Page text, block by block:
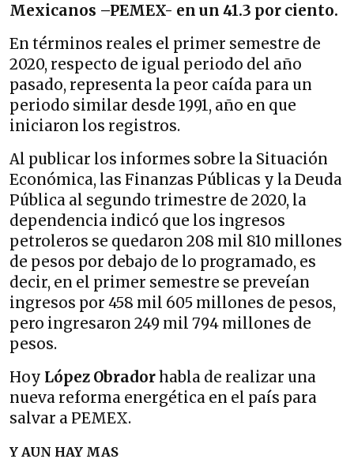
Mexicanos –PEMEX- en un 41.3 por ciento.
En términos reales el primer semestre de
2020, respecto de igual periodo del año
pasado, representa la peor caída para un
periodo similar desde 1991, año en que
iniciaron los registros.
Al publicar los informes sobre la Situación
Económica, las Finanzas Públicas y la Deuda
Pública al segundo trimestre de 2020, la
dependencia indicó que los ingresos
petroleros se quedaron 208 mil 810 millones
de pesos por debajo de lo programado, es
decir, en el primer semestre se preveían
ingresos por 458 mil 605 millones de pesos,
pero ingresaron 249 mil 794 millones de
pesos.
Hoy López Obradorhabla de realizar una
nueva reforma energética en el país para
salvar a PEMEX.
Y AUN HAY MAS